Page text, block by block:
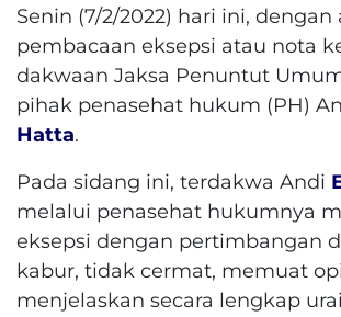
Senin (7/2/2022) hari ini, dengan
pembacaan eksepsi atau nota
dakwaan Jaksa Penuntut
pihak penasehat hukum (PH)
Hatta.
Pada sidang ini, terdakwa Andi
melalui penasehat hukumnya
eksepsi dengan pertimbangan
kabur, tidak cermat, memuat
menjelaskan secara lengkap